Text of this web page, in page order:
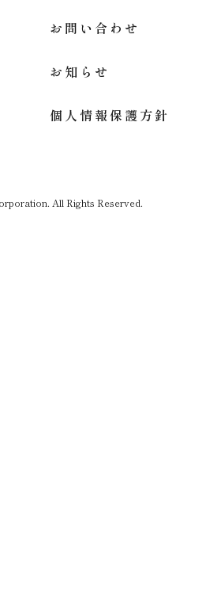
お問い合わせ
お知らせ
個人情報保護方針
All Rights Reserved.